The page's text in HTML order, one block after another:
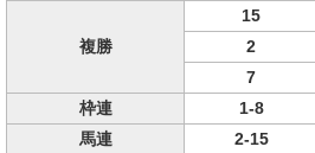
複勝
15
2
7
枠連
1-8
馬連
2-15